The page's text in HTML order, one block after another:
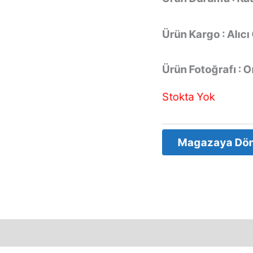
Ürün Kargo :
Ürün Fotoğrafı :
Stokta Yok
Magazaya